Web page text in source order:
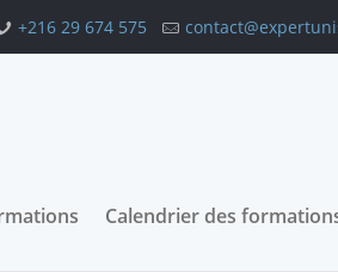
+216 29 674 575
Calendrier des